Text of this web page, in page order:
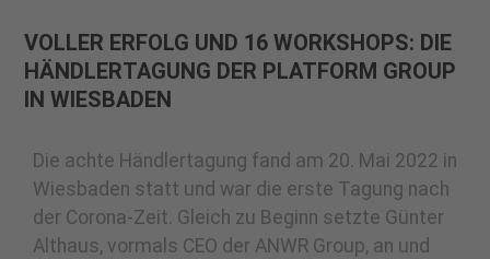
VOLLER ERFOLG UND 16 WORKSHOPS: DIE
HÄNDLERTAGUNG DER PLATFORM GROUP
IN WIESBADEN
Die achte Händlertagung fand am 20. Mai 2022 in
Wiesbaden statt und war die erste Tagung nach
der Corona-Zeit. Gleich zu Beginn setzte Günter
Althaus, vormals CEO der ANWR Group, an und